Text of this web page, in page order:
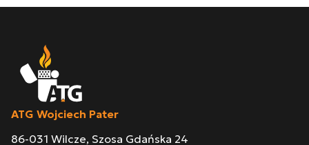
ATG Wojciech Pater
86-031 Wilcze, Szosa Gdańska 24